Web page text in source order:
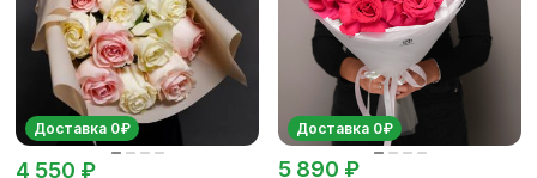
Доставка 0₽
4 550 ₽
Доставка 0₽
5 890 ₽